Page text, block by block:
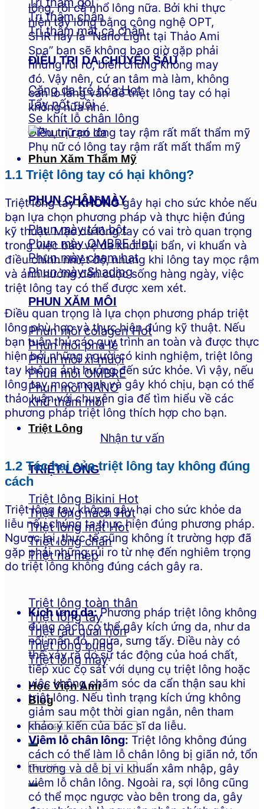
Trị thâm chân
Trị thâm mắt cá chân
ĐIỀU TRỊ DA CHUYÊN SÂU
Căng da trẻ hóa
Tẩy nốt ruồi
Se khít lỗ chân lông
Điều trị rạn da
Phun Xăm Thẩm Mỹ
PHUN CHÂN MÀY
Phun mày tán bột
Phun mày OMBRE
Phun mày chạm hạt
Phun mày Shading
PHUN XĂM MÔI
Phun môi colagen
Phun môi pha lê
Phun môi xí muội
Phun môi OMBRE
Phun môi NANO
Khử thâm môi
Triệt Lông
TRIỆT LÔNG
Triệt lông Bikini
Triệt lông nách
Triệt lông mặt
Triệt lông chân
Triệt ria mép
Triệt lông toàn thân
Triệt lông tay
Triệt râu quai nón
Triệt lông bụng
Triệt lông mày
Học Viện Ami
Blog
lông, rồi cả nhổ lông nữa. Bởi khi thực
hiện tẩy lông bằng công nghệ OPT,
SHR hay là “Nano Light tại Thảo Ami
Spa” bạn sẽ không bao giờ gặp phải
những rủi ro, biến chứng không may
đó. Vậy nên, cứ an tâm mà làm, không
cần lo lắng vấn đề triệt lông tay có hại
không nữa nhé.
Phụ nữ có lông tay rậm rất mất thẩm mỹ
1.1 Triệt lông tay có hại không?
Triệt lông tayKHÔNGgây hại cho sức khỏe nếu
bạn lựa chọn phương pháp và thực hiện đúng
kỹ thuật. Mặc dù lông tay có vai trò quan trọng
trong việc bảo vệ da khỏi bụi bẩn, vi khuẩn và
điều chỉnh nhiệt độ, nhưng khi lông tay mọc rậm
và ảnh hưởng đến cuộc sống hàng ngày, việc
triệt lông tay có thể được xem xét.
Điều quan trọng là lựa chọn phương pháp triệt
lông phù hợp và thực hiện đúng kỹ thuật. Nếu
bạn tuân thủ các quy trình an toàn và được thực
hiện bởi những người có kinh nghiệm, triệt lông
tay không ảnh hưởng đến sức khỏe. Vì vậy, nếu
lông tay mọc mạnh và gây khó chịu, bạn có thể
thảo luận với chuyên gia để tìm hiểu về các
phương pháp triệt lông thích hợp cho bạn.
Nhận tư vấn
1.2 Tác hại của triệt lông tay không đúng
cách
Triệt lông tay không gây hại cho sức khỏe da
liễu nếu chúng ta thực hiện đúng phương pháp.
Ngược lại, thực tế cũng không ít trường hợp đã
gặp phải những rủi ro từ nhẹ đến nghiêm trọng
do triệt lông không đúng cách gây ra.
Kích ứng da:Phương pháp triệt lông không
đúng cách có thể gây kích ứng da, như da
nổi mẩn đỏ, ngứa, sưng tấy. Điều này có
thể xảy ra do sự tác động của hoá chất,
tiếp xúc cọ sát với dụng cụ triệt lông hoặc
việc không chăm sóc da cẩn thận sau khi
triệt lông. Nếu tình trạng kích ứng không
giảm sau một thời gian ngắn, nên tham
khảo ý kiến của bác sĩ da liễu.
Viêm lỗ chân lông: Triệt lông không đúng
cách có thể làm lỗ chân lông bị giãn nở, tổn
thương và dễ bị vi khuẩn xâm nhập, gây
viêm lỗ chân lông. Ngoài ra, sợi lông cũng
có thể mọc ngược vào bên trong da, gây